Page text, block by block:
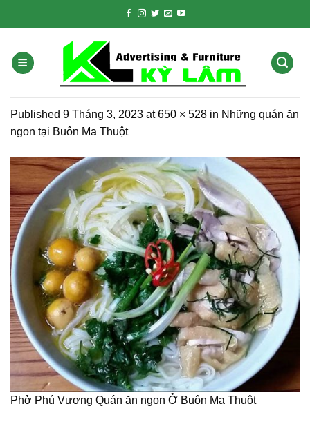
Published 9 Tháng 3, 2023 at650 × 528 in Những quán ăn
ngon tại Buôn Ma Thuột
Phở Phú Vương Quán ăn ngon Ở Buôn Ma Thuột